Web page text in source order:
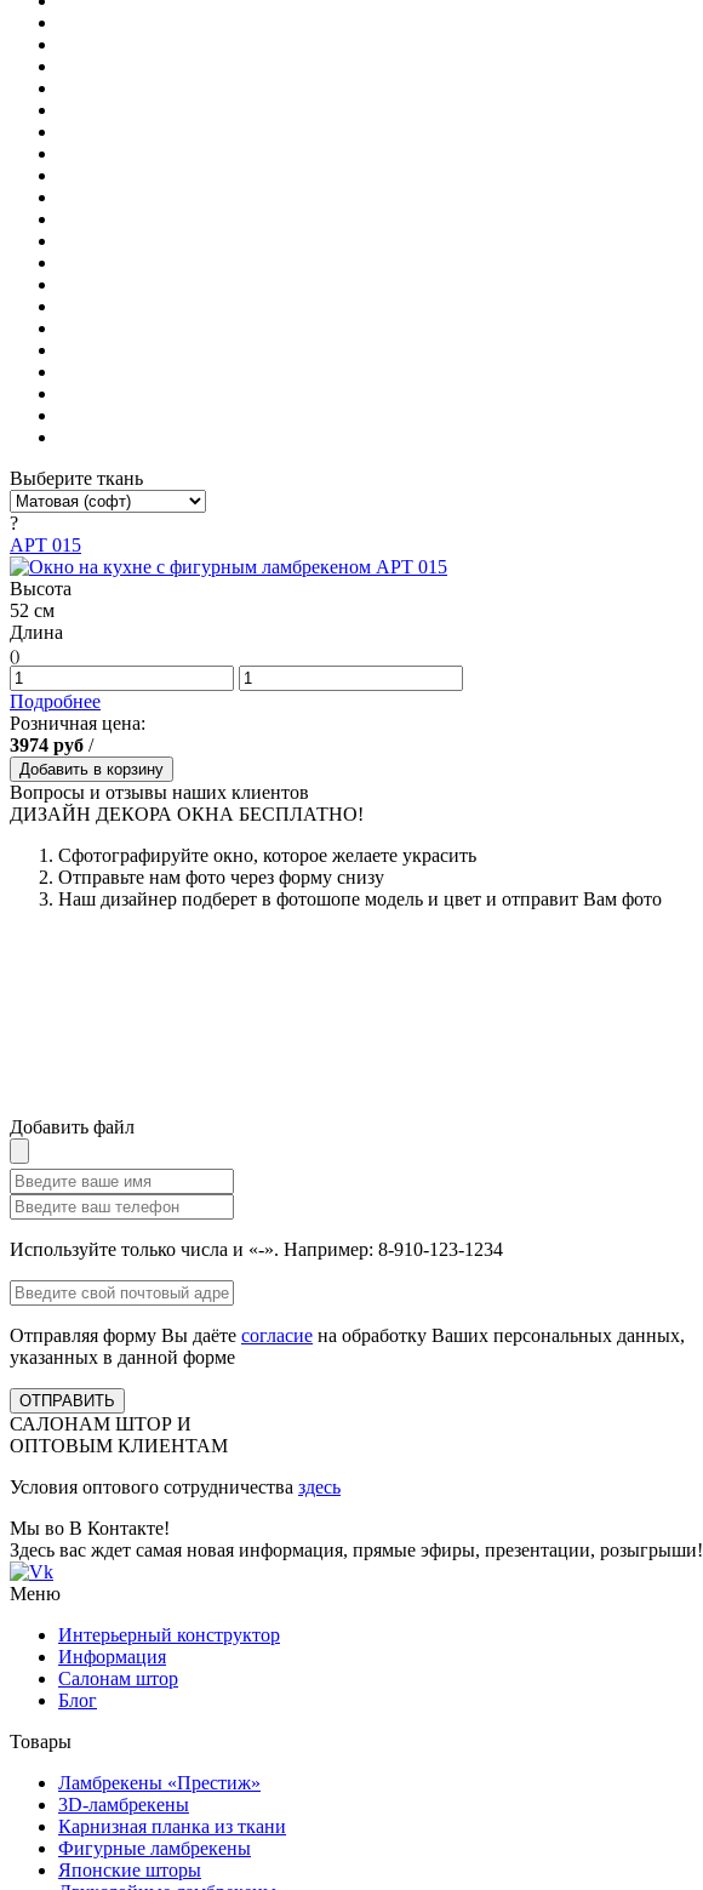
Выберите ткань
?
АРТ 015
Высота
52 см
Длина
()
Подробнее
Розничная цена:
3974 руб /
Добавить в корзину
Вопросы и отзывы наших клиентов
ДИЗАЙН ДЕКОРА ОКНА БЕСПЛАТНО!
Сфотографируйте окно, которое желаете украсить
Отправьте нам фото через форму снизу
Наш дизайнер подберет в фотошопе модель и цвет и отправит Вам фото
Добавить файл
Используйте только числа и «-». Например: 8-910-123-1234
Отправляя форму Вы даёте согласие на обработку Ваших персональных данных,
указанных в данной форме
ОТПРАВИТЬ
САЛОНАМ ШТОР И
ОПТОВЫМ КЛИЕНТАМ
Условия оптового сотрудничества здесь
Мы во В Контакте!
Здесь вас ждет самая новая информация, прямые эфиры, презентации, розыгрыши!
Меню
Интерьерный конструктор
Информация
Салонам штор
Блог
Товары
Ламбрекены «Престиж»
3D-ламбрекены
Карнизная планка из ткани
Фигурные ламбрекены
Японские шторы